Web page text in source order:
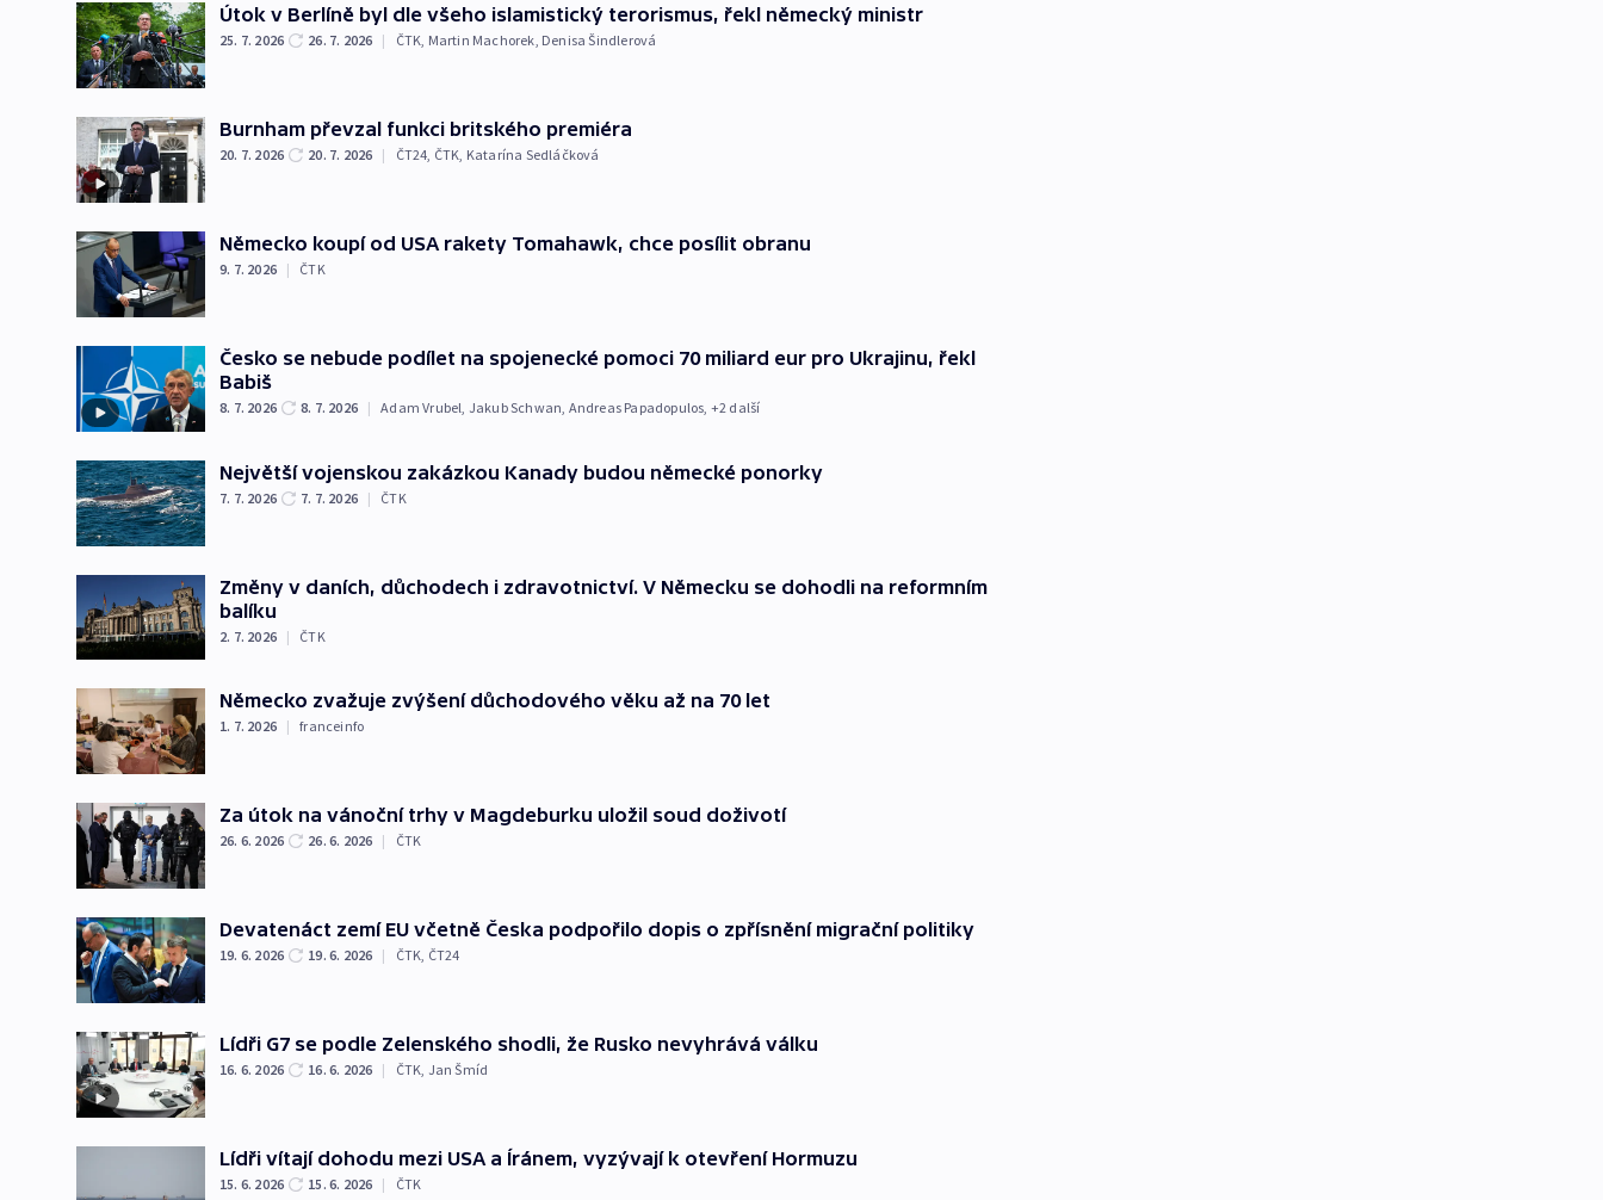
Útok v Berlíně byl dle všeho islamistický terorismus, řekl německý ministr
25. 7. 2026 26. 7. 2026 | ČTK, Martin Machorek, Denisa Šindlerová
Burnham převzal funkci britského premiéra
20. 7. 2026 20. 7. 2026 | ČT24, ČTK, Katarína Sedláčková
Německo koupí od USA rakety Tomahawk, chce posílit obranu
9. 7. 2026 | ČTK
Česko se nebude podílet na spojenecké pomoci 70 miliard eur pro Ukrajinu, řekl
Babiš
8. 7. 2026 8. 7. 2026 | Adam Vrubel, Jakub Schwan, Andreas Papadopulos, +2 další
Největší vojenskou zakázkou Kanady budou německé ponorky
7. 7. 2026 7. 7. 2026 | ČTK
Změny v daních, důchodech i zdravotnictví. V Německu se dohodli na reformním
balíku
2. 7. 2026 | ČTK
Německo zvažuje zvýšení důchodového věku až na 70 let
1. 7. 2026 | franceinfo
Za útok na vánoční trhy v Magdeburku uložil soud doživotí
26. 6. 2026 26. 6. 2026 | ČTK
Devatenáct zemí EU včetně Česka podpořilo dopis o zpřísnění migrační politiky
19. 6. 2026 19. 6. 2026 | ČTK, ČT24
Lídři G7 se podle Zelenského shodli, že Rusko nevyhrává válku
16. 6. 2026 16. 6. 2026 | ČTK, Jan Šmíd
Lídři vítají dohodu mezi USA a Íránem, vyzývají k otevření Hormuzu
15. 6. 2026 15. 6. 2026 | ČTK